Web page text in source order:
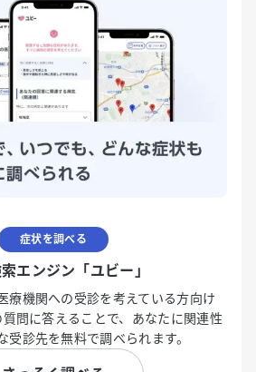
症状を調べる
エンジン「ユビー」
療機関への受診を考えている方向け
問に答えることで、あなたに関連性
受診先を無料で調べられます。